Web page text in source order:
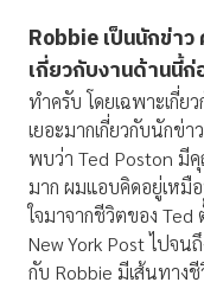
Robbie เป็นนักข่า
เกี่ยวกับงานด้านนี้
ทำครับ โดยเฉพาะเกี่
เยอะมากเกี่ยวกับนักข่
พบว่า Ted Poston มี
มาก ผมแอบคิดอยู่เหมื
ใจมาจากชีวิตของ
New York Post ไปจน
กับ Robbie มีเส้นทาง